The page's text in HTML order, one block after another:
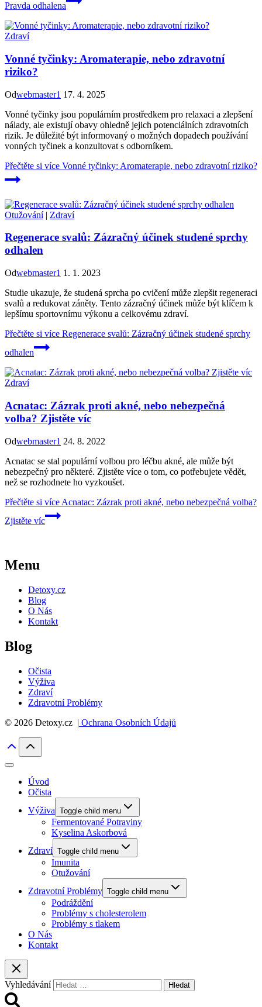
Pravda odhalena
Zdraví
Vonné tyčinky: Aromaterapie, nebo zdravotní
riziko?
Odwebmaster1 17. 4. 2025
Vonné tyčinky jsou populárním prostředkem pro relaxaci a zlepšení
nálady, ale existují obavy ohledně jejich potenciálních zdravotních
rizik. Je důležité být informovaný o možných dopadech používání
vonných tyčinek a konzultovat s odborníkem.
Přečtěte si více Vonné tyčinky: Aromaterapie, nebo zdravotní riziko?
Otužování| Zdraví
Regenerace svalů: Zázračný účinek studené sprchy
odhalen
Odwebmaster1 1. 1. 2023
Studie ukazuje, že studená sprcha po cvičení může zlepšit regeneraci
svalů a redukovat záněty. Tento zázračný účinek může být klíčem k
lepšímu sportovnímu výkonu a celkovému zdraví.
Přečtěte si více Regenerace svalů: Zázračný účinek studené sprchy
odhalen
Zdraví
Acnatac: Zázrak proti akné, nebo nebezpečná
volba? Zjistěte víc
Odwebmaster1 24. 8. 2022
Acnatac se stal populární volbou pro léčbu akné, ale může být
nebezpečný pro některé. Zjistěte více o tom, co potřebujete vědět,
než se rozhodnete ho vyzkoušet.
Přečtěte si více Acnatac: Zázrak proti akné, nebo nebezpečná volba?
Zjistěte víc
Menu
Detoxy.cz
Blog
O Nás
Kontakt
Blog
Očista
Výživa
Zdraví
Zdravotní Problémy
© 2026 Detoxy.cz | Ochrana Osobních Údajů
Úvod
Očista
Výživa Toggle child menu
Fermentované Potraviny
Kyselina Askorbová
Zdraví Toggle child menu
Imunita
Otužování
Zdravotní Problémy Toggle child menu
Podráždění
Problémy s cholesterolem
Problémy s tlakem
O Nás
Kontakt
Vyhledávání